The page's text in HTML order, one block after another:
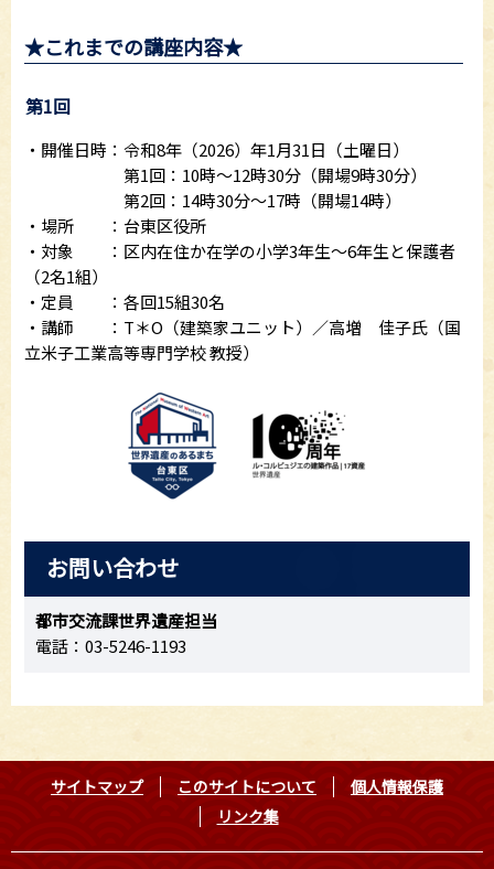
★これまでの講座内容★
第1回
・開催日時：令和8年（2026）年1月31日（土曜日）
第1回：10時～12時30分（開場9時30分）
第2回：14時30分～17時（開場14時）
・場所 ：台東区役所
・対象 ：区内在住か在学の小学3年生～6年生と保護者
（2名1組）
・定員 ：各回15組30名
・講師 ：T＊O（建築家ユニット）／高増 佳子氏（国
立米子工業高等専門学校 教授）
お問い合わせ
都市交流課世界遺産担当
電話：03-5246-1193
サイトマップ このサイトについて
個人情報保護
リンク集